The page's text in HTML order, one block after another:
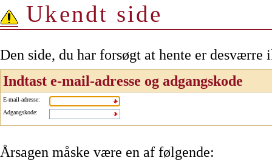
Ukendt side
Den side, du har forsøgt at hente er
Indtast e-mail-adresse og adgangskode
E-mail-adresse:
Adgangskode:
Årsagen måske være en af følgende: